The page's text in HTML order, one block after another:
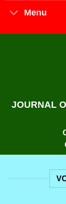
Menu
JOURNAL